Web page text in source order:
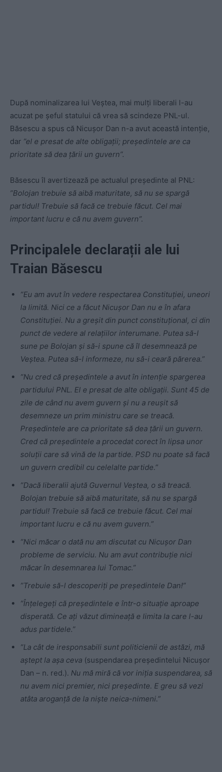
După nominalizarea lui Veștea, mai mulți liberali l-au
acuzat pe șeful statului că vrea să scindeze PNL-ul.
Băsescu a spus că Nicușor Dan n-a avut această intenție,
dar ”el e presat de alte obligații; președintele are ca
prioritate să dea țării un guvern”.
Băsescu îl avertizează pe actualul președinte al PNL:
”Bolojan trebuie să aibă maturitate, să nu se spargă
partidul! Trebuie să facă ce trebuie făcut. Cel mai
important lucru e că nu avem guvern”.
Principalele declarații ale lui
Traian Băsescu
”Eu am avut în vedere respectarea Constituției, uneori
la limită. Nici ce a făcut Nicușor Dan nu e în afara
Constituției. Nu a greșit din punct constituțional, ci din
punct de vedere al relațiilor interumane. Putea să-l
sune pe Bolojan și să-i spune că îl desemnează pe
Veștea. Putea să-l informeze, nu să-i ceară părerea.”
”Nu cred că președintele a avut în intenție spargerea
partidului PNL. El e presat de alte obligații. Sunt 45 de
zile de când nu avem guvern și nu a reușit să
desemneze un prim ministru care se treacă.
Președintele are ca prioritate să dea țării un guvern.
Cred că președintele a procedat corect în lipsa unor
soluții care să vină de la partide. PSD nu poate să facă
un guvern credibil cu celelalte partide.”
”Dacă liberalii ajută Guvernul Veștea, o să treacă.
Bolojan trebuie să aibă maturitate, să nu se spargă
partidul! Trebuie să facă ce trebuie făcut. Cel mai
important lucru e că nu avem guvern.”
”Nici măcar o dată nu am discutat cu Nicușor Dan
probleme de serviciu. Nu am avut contribuție nici
măcar în desemnarea lui Tomac.”
”Trebuie să-l descoperiți pe președintele Dan!”
”Înțelegeți că președintele e într-o situație aproape
disperată. Ce ați văzut dimineață e limita la care l-au
adus partidele.”
”La cât de iresponsabili sunt politicienii de astăzi, mă
aștept la așa ceva (suspendarea președintelui Nicușor
Dan – n. red.). Nu mă miră că vor iniția suspendarea, să
nu avem nici premier, nici președinte. E greu să vezi
atâta aroganță de la niște neica-nimeni.”